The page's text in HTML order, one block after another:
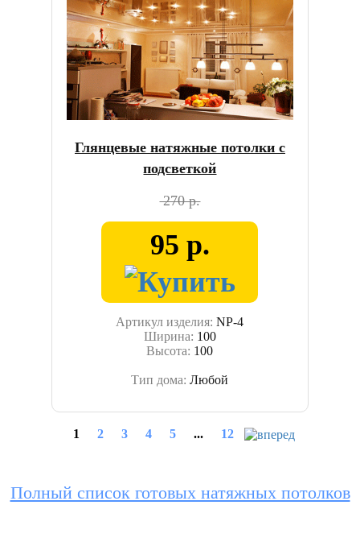
Глянцевые натяжные потолки с
подсветкой
270 р.
95 р.
Артикул изделия:NP-4
Ширина: 100
Высота: 100
Тип дома:Любой
1 2 3 4 5 ... 12
Полный список готовых натяжных потолков